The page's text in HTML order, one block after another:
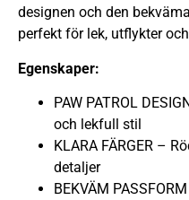
designen och den
perfekt för lek, utflykter
Egenskaper:
PAW PATROL
och lekfull stil
KLARA FÄRGER –
detaljer
BEKVÄM